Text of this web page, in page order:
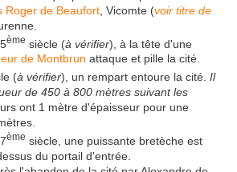
Roger de Beaufort , Vicomte (voir titre de
ème siècle (à vérifier), à la tête d'une
de Montbrun attaque et pille la cité.
(à vérifier), un rempart entoure la cité. Il
de 450 à 800 mètres suivant les
ont 1 mètre d'épaisseur pour une
ème siècle, une puissante bretèche est
du portail d'entrée.